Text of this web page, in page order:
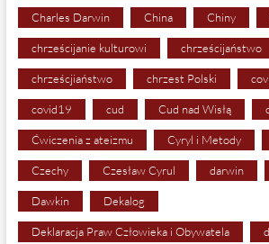
Charles Darwin China Chiny
chrześcijanie kulturowi chrześcijaństwo
chrześcjiaństwo chrzest Polski
covid19 cud Cud nad Wisłą
Ćwiczenia z ateizmu Cyryl i Metody
Czechy Czesław Cyrul darwin
Dawkin Dekalog
Deklaracja Praw Człowieka i Obywatela